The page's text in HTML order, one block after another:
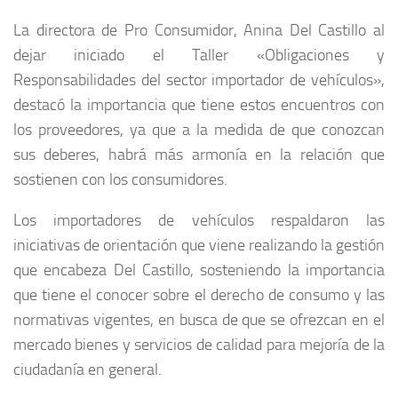
La directora de Pro Consumidor, Anina Del Castillo al
dejar iniciado el Taller «Obligaciones y
Responsabilidades del sector importador de vehículos»,
destacó la importancia que tiene estos encuentros con
los proveedores, ya que a la medida de que conozcan
sus deberes, habrá más armonía en la relación que
sostienen con los consumidores.
Los importadores de vehículos respaldaron las
iniciativas de orientación que viene realizando la gestión
que encabeza Del Castillo, sosteniendo la importancia
que tiene el conocer sobre el derecho de consumo y las
normativas vigentes, en busca de que se ofrezcan en el
mercado bienes y servicios de calidad para mejoría de la
ciudadanía en general.